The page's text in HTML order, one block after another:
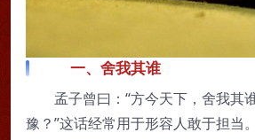
一、舍我其谁
孟子曾曰：“方今天下，舍我其
豫？”这话经常用于形容人敢于担当。